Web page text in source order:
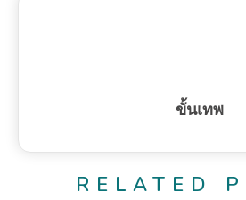
ขั้นเทพ
RELATED